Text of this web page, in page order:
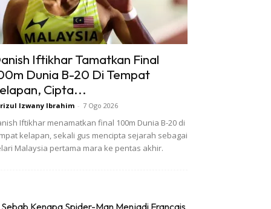
Iftikhar Tamatkan Final
Dunia B-20 Di Tempat
Cipta...
Izwany Ibrahim - 7 Ogo 2026
Iftikhar menamatkan final 100m Dunia B-20 di
kelapan, sekali gus mencipta sejarah sebagai
Malaysia pertama mara ke pentas akhir.